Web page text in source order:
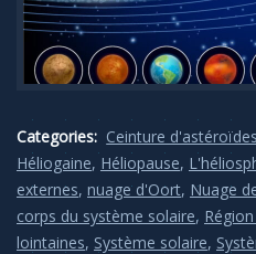
Categories: Ceinture d'astéroïdes
Héliogaine, Héliopause,
externes, nuage d'Oort, Nuage
corps du système solaire,
lointaines, Système solaire,